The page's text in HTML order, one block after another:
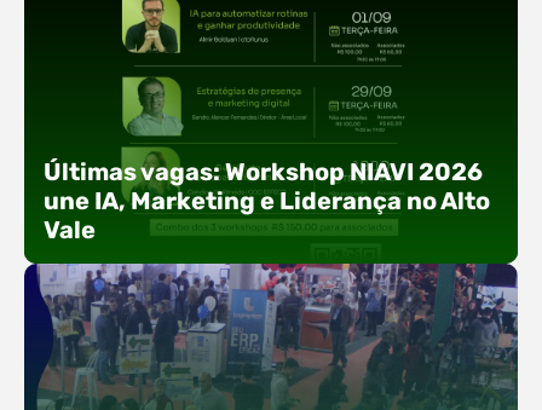
Últimas vagas: Workshop NIAVI 2026
une IA, Marketing e Liderança no Alto
Vale